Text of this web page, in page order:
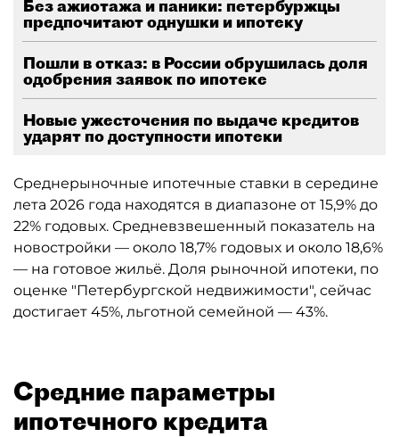
Без ажиотажа и паники: петербуржцы
предпочитают однушки и ипотеку
Пошли в отказ: в России обрушилась доля
одобрения заявок по ипотеке
Новые ужесточения по выдаче кредитов
ударят по доступности ипотеки
Среднерыночные ипотечные ставки в середине
лета 2026 года находятся в диапазоне от 15,9% до
22% годовых. Средневзвешенный показатель на
новостройки — около 18,7% годовых и около 18,6%
— на готовое жильё. Доля рыночной ипотеки, по
оценке "Петербургской недвижимости", сейчас
достигает 45%, льготной семейной — 43%.
Средние параметры
ипотечного кредита